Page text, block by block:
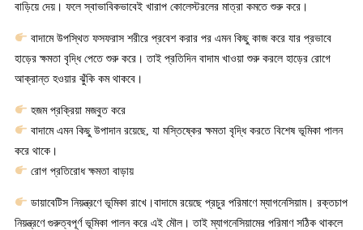
বাড়িয়ে দেয়। ফলে স্বাভাবিকভাবেই খারাপ কোলেস্টরলের মাত্রা কমতে শুরু করে।
বাদামে উপস্থিত ফসফরাস শরীরে প্রবেশ করার পর এমন কিছু কাজ করে যার প্রভাবে
হাড়ের ক্ষমতা বৃদ্ধি পেতে শুরু করে। তাই প্রতিদিন বাদাম খাওয়া শুরু করলে হাড়ের রোগে
আক্রান্ত হওয়ার ঝুঁকি কম থাকবে।
হজম প্রক্রিয়া মজবুত করে
বাদামে এমন কিছু উপাদান রয়েছে, যা মস্তিষ্কের ক্ষমতা বৃদ্ধি করতে বিশেষ ভূমিকা পালন
করে থাকে।
রোগ প্রতিরোধ ক্ষমতা বাড়ায়
ডায়াবেটিস নিয়ন্ত্রণে ভূমিকা রাখে।বাদামে রয়েছে প্রচুর পরিমাণে ম্যাগনেসিয়াম। রক্তচাপ
নিয়ন্ত্রণে গুরুত্বপূর্ণ ভূমিকা পালন করে এই মৌল। তাই ম্যাগনেসিয়ামের পরিমাণ সঠিক থাকলে